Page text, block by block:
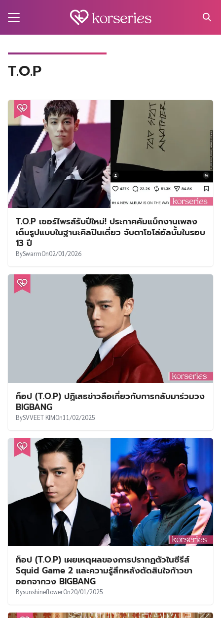
T.O.P
T.O.P เซอร์ไพรส์รับปีใหม่! ประกาศคัมแบ็กงานเพลง
เต็มรูปแบบในฐานะศิลปินเดี่ยว จับตาโซโล่อัลบั้มในรอบ
13 ปี
BySwarmOn02/01/2026
ท็อป (T.O.P) ปฏิเสธข่าวลือเกี่ยวกับการกลับมาร่วมวง
BIGBANG
BySVVEET KIMOn11/02/2025
ท็อป (T.O.P) เผยเหตุผลของการปรากฏตัวในซีรีส์
Squid Game 2 และความรู้สึกหลังตัดสินใจก้าวขา
ออกจากวง BIGBANG
BysunshineflowerOn20/01/2025